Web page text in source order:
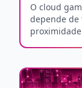
O cloud
depende de